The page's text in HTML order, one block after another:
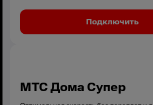
Подключить
МТС Дома Супер